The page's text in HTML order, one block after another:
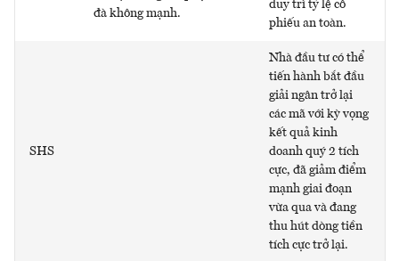
đà không mạnh.
duy trì tỷ lệ cổ
phiếu an toàn.
SHS
Nhà đầu tư có thể
tiến hành bắt đầu
giải ngân trở lại
các mã với kỳ vọng
kết quả kinh
doanh quý 2 tích
cực, đã giảm điểm
mạnh giai đoạn
vừa qua và đang
thu hút dòng tiền
tích cực trở lại.